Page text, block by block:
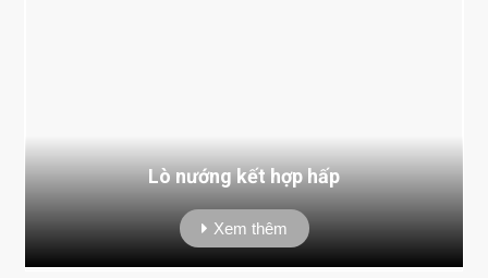
Lò nướng kết hợp hấp
Xem thêm